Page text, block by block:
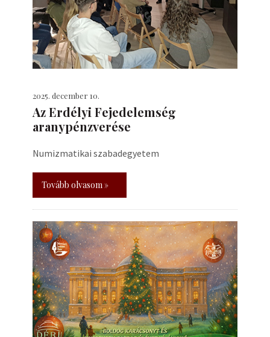
2025. december 10.
Az Erdélyi Fejedelemség
aranypénzverése
Numizmatikai szabadegyetem
Tovább olvasom »